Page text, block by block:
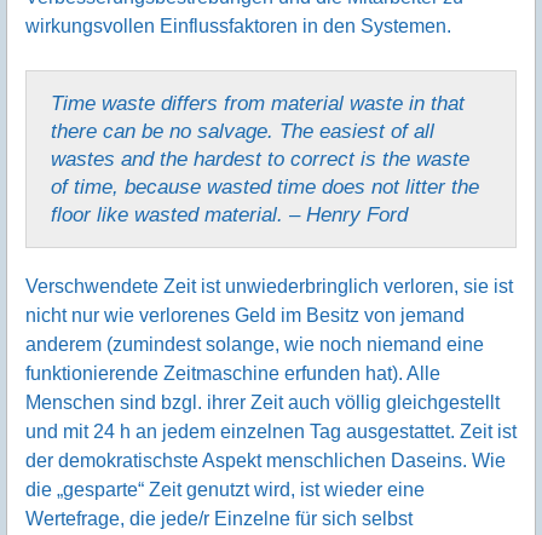
wirkungsvollen Einflussfaktoren in den Systemen.
Time waste differs from material waste in that
there can be no salvage. The easiest of all
wastes and the hardest to correct is the waste
of time, because wasted time does not litter the
floor like wasted material. – Henry Ford
Verschwendete Zeit ist unwiederbringlich verloren, sie ist
nicht nur wie verlorenes Geld im Besitz von jemand
anderem (zumindest solange, wie noch niemand eine
funktionierende Zeitmaschine erfunden hat). Alle
Menschen sind bzgl. ihrer Zeit auch völlig gleichgestellt
und mit 24 h an jedem einzelnen Tag ausgestattet. Zeit ist
der demokratischste Aspekt menschlichen Daseins. Wie
die „gesparte“ Zeit genutzt wird, ist wieder eine
Wertefrage, die jede/r Einzelne für sich selbst